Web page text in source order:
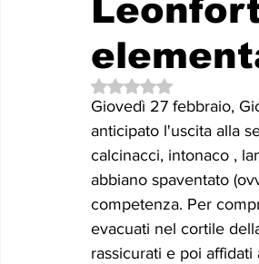
Con gli occhi di uno
Le memorie di donna
LEONFORTE 2040
Valutazione NaN stelle
Giovedì 27 febbraio,
anticipato l'uscita alla
calcinacci, intonaco ,
abbiano spaventato
competenza. Per
evacuati nel cortile
rassicurati e poi